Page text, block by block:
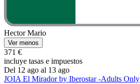
Hector Mario
Ver menos
371 €
incluye tasas e impuestos
Del 12 ago al 13 ago
JOIA El Mirador by Iberostar -Adults Only